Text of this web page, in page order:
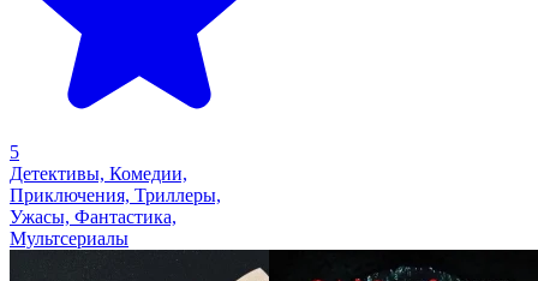
5
Детективы, Комедии,
Приключения, Триллеры,
Ужасы, Фантастика,
Мультсериалы